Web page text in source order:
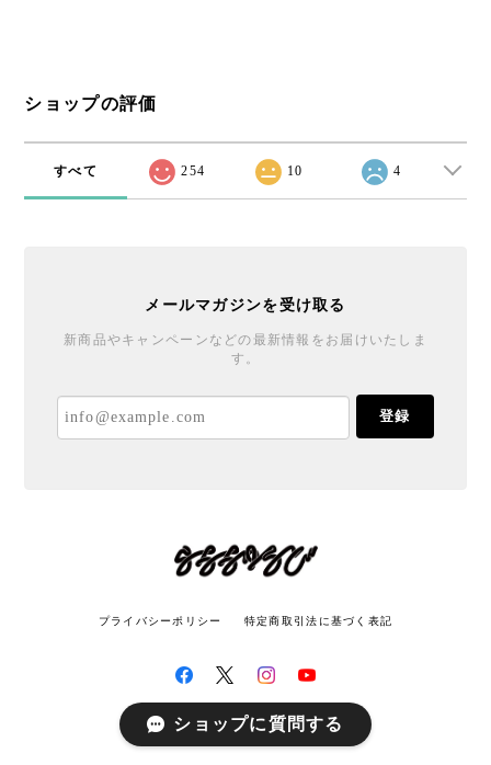
ショップの評価
すべて 254 10 4
メールマガジンを受け取る
新商品やキャンペーンなどの最新情報をお届けいたしま
す。
登録
プライバシーポリシー 特定商取引法に基づく表記
© LATITUDE All rights reserved.
ショップに質問する